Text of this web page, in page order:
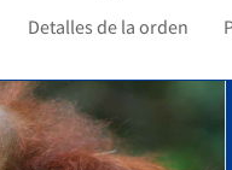
Detalles de la orden